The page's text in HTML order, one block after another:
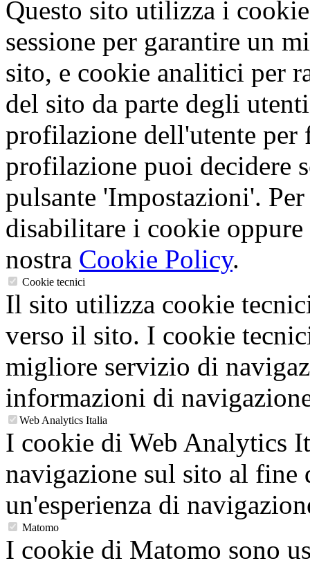
Questo sito utilizza i
sessione per garantire un
sito, e cookie analitici per
del sito da parte degli
profilazione dell'utente
profilazione puoi decidere
pulsante 'Impostazioni'.
disabilitare i cookie
nostra Cookie Policy.
Cookie tecnici
Il sito utilizza cookie
verso il sito. I cookie
migliore servizio di
informazioni di
Web Analytics Italia
I cookie di Web Analytics
navigazione sul sito al
un'esperienza di
Matomo
I cookie di Matomo sono